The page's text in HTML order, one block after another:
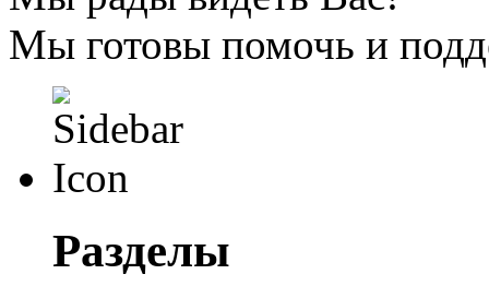
Мы готовы помочь и
Разделы